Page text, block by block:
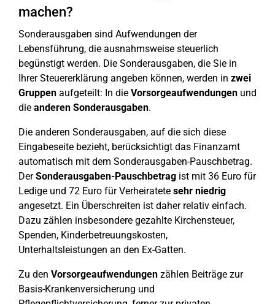
machen?
Sonderausgaben sind Aufwendungen der
Lebensführung, die ausnahmsweise steuerlich
begünstigt werden. Die Sonderausgaben, die Sie in
Ihrer Steuererklärung angeben können, werden in zwei
Gruppen aufgeteilt: In die Vorsorgeaufwendungen und
die anderen Sonderausgaben.
Die anderen Sonderausgaben, auf die sich diese
Eingabeseite bezieht, berücksichtigt das Finanzamt
automatisch mit dem Sonderausgaben-Pauschbetrag.
DerSonderausgaben-Pauschbetrag ist mit 36 Euro für
Ledige und 72 Euro für Verheiratete sehr niedrig
angesetzt. Ein Überschreiten ist daher relativ einfach.
Dazu zählen insbesondere gezahlte Kirchensteuer,
Spenden, Kinderbetreuungskosten,
Unterhaltsleistungen an den Ex-Gatten.
Zu den Vorsorgeaufwendungen zählen Beiträge zur
Basis-Krankenversicherung und